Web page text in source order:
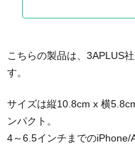
こちらの製品は、3APLUS
す。
サイズは縦10.8cm x 横
ンパクト。
4～6.5インチまでのiPhone/